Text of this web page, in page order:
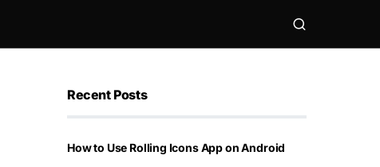
Recent Posts
How to Use Rolling Icons App on Android